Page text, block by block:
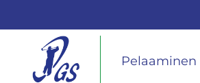
Pelaaminen